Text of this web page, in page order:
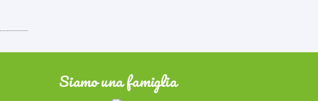
Siamo una famiglia